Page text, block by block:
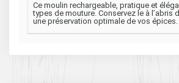
Ce moulin rechargeable, pratique et
types de mouture. Conservez le à l’abris
une préservation optimale de vos épices.